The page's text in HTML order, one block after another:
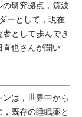
研究拠点，筑波
ーとして，現在
として歩んでき
直也さんが聞い
は，世界中から
既存の睡眠薬と